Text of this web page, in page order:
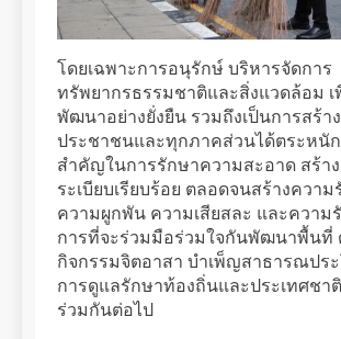
โดยเฉพาะการอนุรักษ์ บริหารจัดการ
ทรัพยากรธรรมชาติและสิ่งแวดล้อม เ
พัฒนาอย่างยั่งยืน รวมถึงเป็นการสร้า
ประชาชนและทุกภาคส่วนได้ตระหนั
สำคัญในการรักษาความสะอาด สร้า
ระเบียบเรียบร้อย ตลอดจนสร้างควา
ความผูกพัน ความเสียสละ และความ
การที่จะร่วมมือร่วมใจกันพัฒนาพื้นที่
กิจกรรมจิตอาสา บำเพ็ญสาธารณปร
การดูแลรักษาท้องถิ่นและประเทศชา
ร่วมกันต่อไป